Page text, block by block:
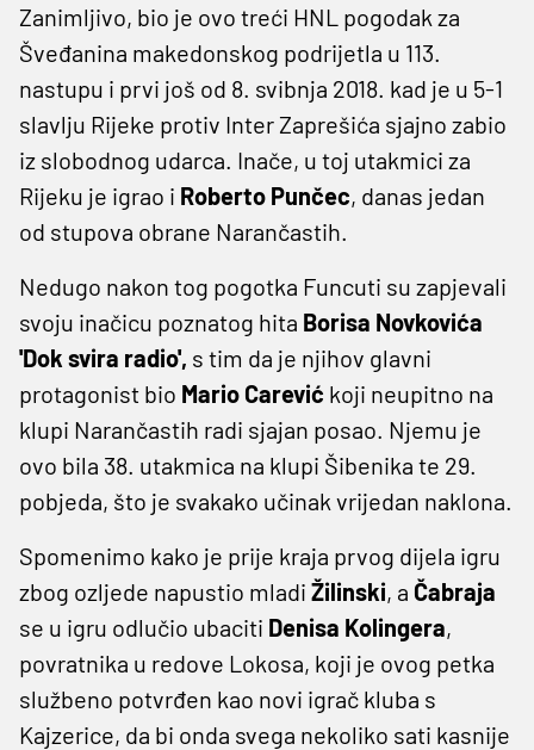
Zanimljivo, bio je ovo treći HNL pogodak za
Šveđanina makedonskog podrijetla u 113.
nastupu i prvi još od 8. svibnja 2018. kad je u 5-1
slavlju Rijeke protiv Inter Zaprešića sjajno zabio
iz slobodnog udarca. Inače, u toj utakmici za
Rijeku je igrao i Roberto Punčec, danas jedan
od stupova obrane Narančastih.
Nedugo nakon tog pogotka Funcuti su zapjevali
svoju inačicu poznatog hita Borisa Novkovića
'Dok svira radio', s tim da je njihov glavni
protagonist bio Mario Carević koji neupitno na
klupi Narančastih radi sjajan posao. Njemu je
ovo bila 38. utakmica na klupi Šibenika te 29.
pobjeda, što je svakako učinak vrijedan naklona.
Spomenimo kako je prije kraja prvog dijela igru
zbog ozljede napustio mladi Žilinski, a Čabraja
se u igru odlučio ubaciti Denisa Kolingera,
povratnika u redove Lokosa, koji je ovog petka
službeno potvrđen kao novi igrač kluba s
Kajzerice, da bi onda svega nekoliko sati kasnije